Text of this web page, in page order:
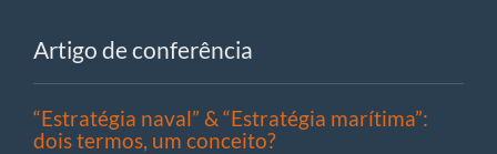
Artigo de conferência
“Estratégia naval” & “Estratégia marítima”:
dois termos, um conceito?